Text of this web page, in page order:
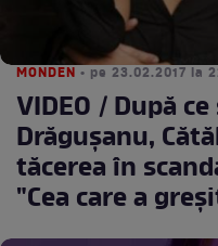
MONDEN • pe 23.02.2017 la
VIDEO / După
Drăguşanu,
tăcerea în
"Cea care a